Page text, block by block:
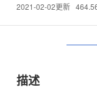
2021-02-02更新
描述